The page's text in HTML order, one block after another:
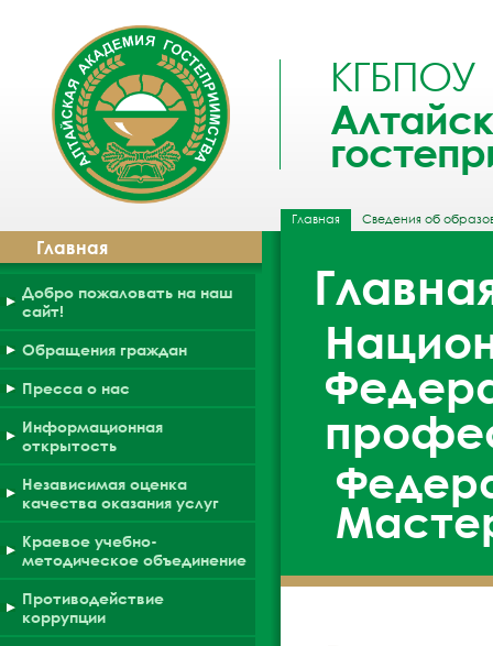
КГБПОУ
Главная Сведения об
Главная
Добро пожаловать на наш
сайт!
Обращения граждан
Пресса о нас
Информационная
открытость
Независимая оценка
качества оказания услуг
Краевое учебно-
методическое объединение
Противодействие
коррупции